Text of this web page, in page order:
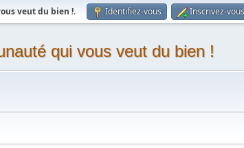
veut du bien !. Identifiez-vous Inscrivez-vous
qui vous veut du bien !